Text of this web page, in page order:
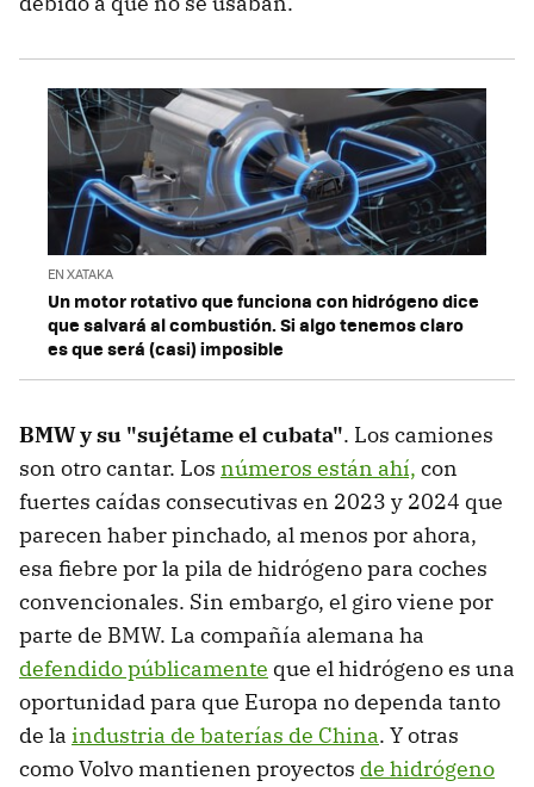
EN XATAKA
Un motor rotativo que funciona con hidrógeno dice
que salvará al combustión. Si algo tenemos claro
es que será (casi) imposible
BMW y su "sujétame el cubata". Los camiones
son otro cantar. Los números están ahí, con
fuertes caídas consecutivas en 2023 y 2024 que
parecen haber pinchado, al menos por ahora,
esa fiebre por la pila de hidrógeno para coches
convencionales. Sin embargo, el giro viene por
parte de BMW. La compañía alemana ha
defendido públicamente que el hidrógeno es una
oportunidad para que Europa no dependa tanto
de la industria de baterías de China. Y otras
como Volvo mantienen proyectos de hidrógeno